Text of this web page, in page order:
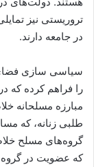
تروریستی نیز
در جامعه دارند.
سیاسی سازی
را فراهم کرده که
مبارزه مسلحانه
طلبی زنانه، که
گروه‌های مسلح
که عضویت در گروه